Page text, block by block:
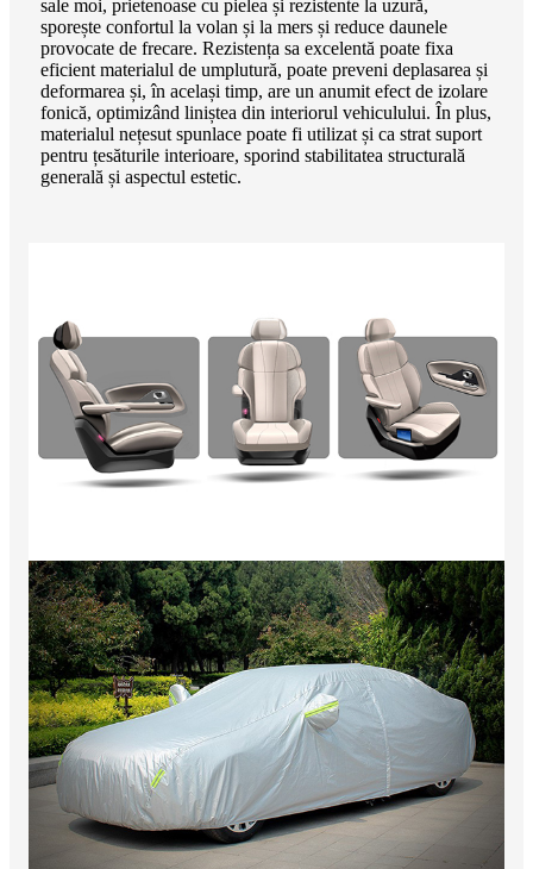
sale moi, prietenoase cu pielea și rezistente la uzură,
sporește confortul la volan și la mers și reduce daunele
provocate de frecare. Rezistența sa excelentă poate fixa
eficient materialul de umplutură, poate preveni deplasarea și
deformarea și, în același timp, are un anumit efect de izolare
fonică, optimizând liniștea din interiorul vehiculului. În plus,
materialul nețesut spunlace poate fi utilizat și ca strat suport
pentru țesăturile interioare, sporind stabilitatea structurală
generală și aspectul estetic.